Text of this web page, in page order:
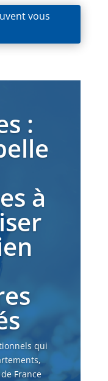
vous
:
à
qui
France